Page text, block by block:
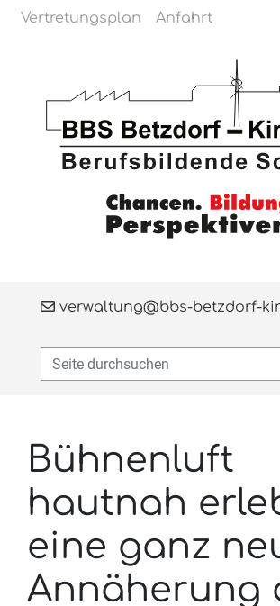
Navigation überspringen
Vertretungsplan Anfahrt
verwaltung@bbs-betzdorf-
Bühnenluft
hautnah
eine ganz
Annäherung